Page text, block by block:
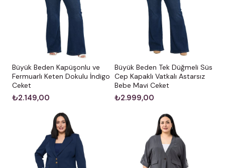
Yıkama/Bakım:
Ürünün kumaş yapısını, düğme
kalitesini ve formunu uzun süre ilk günkü gibi koruması
için kuru temizleme yapılması tavsiye edilir.
Renk Notu:Stüdyo çekimlerinde renkler, ışık
farklılığından dolayı küçük ton değişiklikleri
gösterebilir.
Büyük Beden Kapüşonlu ve
Fermuarlı Keten Dokulu İndigo
Ceket
₺2.149,00
Büyük Beden Tek Düğmeli Süs
Cep Kapaklı Vatkalı Astarsız
Bebe Mavi Ceket
₺2.999,00